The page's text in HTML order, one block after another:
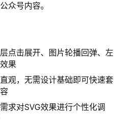
众号内容。
点击展开、图片轮播回弹、左
果
观，无需设计基础即可快速套
求对SVG效果进行个性化调